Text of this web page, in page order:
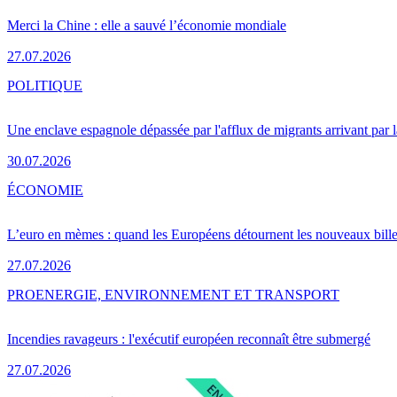
Merci la Chine : elle a sauvé l’économie mondiale
27.07.2026
Une enclave espagnole dépassée par l'afflux de migrants arrivant par
30.07.2026
POLITIQUE
L’euro en mèmes : quand les Européens détournent les nouveaux
27.07.2026
ÉCONOMIE
Incendies ravageurs : l'exécutif européen reconnaît être submergé
27.07.2026
PROENERGIE, ENVIRONNEMENT ET TRANSPORT